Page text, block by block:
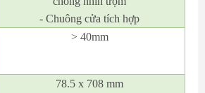
- Chuông cửa tích hợp
> 40mm
78.5 x 708 mm